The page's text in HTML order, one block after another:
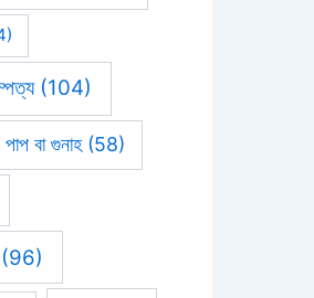
(104)
পাপ বা গুনাহ(58)